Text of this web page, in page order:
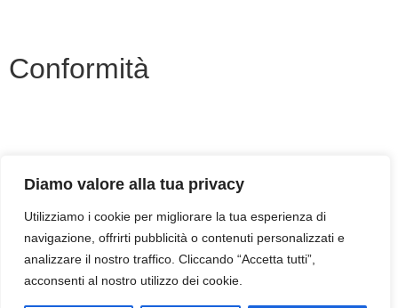
Diamo valore alla tua privacy
Utilizziamo i cookie per migliorare la tua esperienza di
navigazione, offrirti pubblicità o contenuti personalizzati e
analizzare il nostro traffico. Cliccando “Accetta tutti”,
acconsenti al nostro utilizzo dei cookie.
Conformità
Responsabile della trasmissione e pubblicazione di